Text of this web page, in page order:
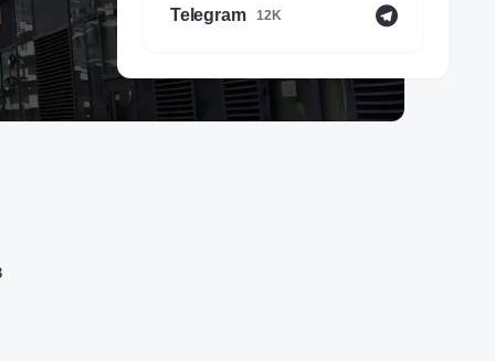
Telegram 12K